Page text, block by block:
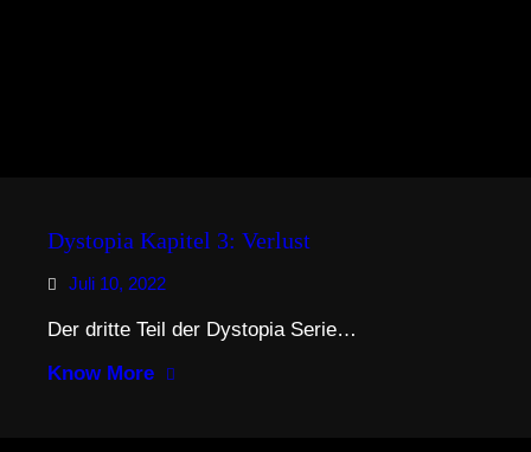
Dystopia Kapitel 3: Verlust
Juli 10, 2022
Der dritte Teil der Dystopia Serie…
Know More